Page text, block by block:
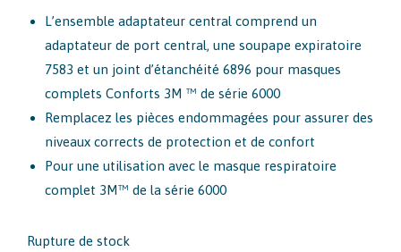
L’ensemble adaptateur central comprend un
adaptateur de port central, une soupape expiratoire
7583 et un joint d’étanchéité 6896 pour masques
complets Conforts 3M ™ de série 6000
Remplacez les pièces endommagées pour assurer des
niveaux corrects de protection et de confort
Pour une utilisation avec le masque respiratoire
complet 3M™ de la série 6000
Rupture de stock